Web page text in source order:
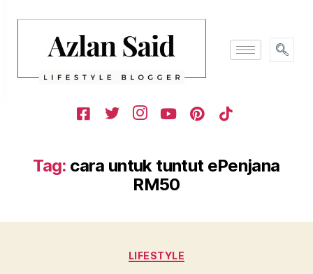
Tag: cara untuk tuntut ePenjana
RM50
LIFESTYLE